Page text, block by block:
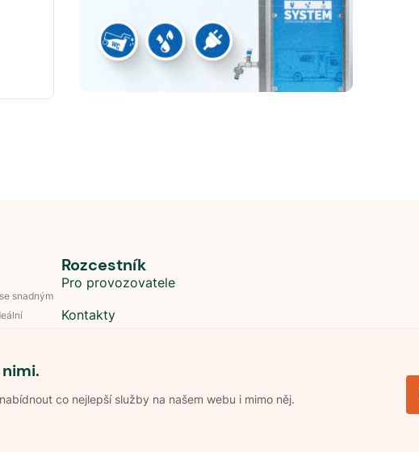
co nejlepší služby na našem webu i mimo něj.
snadným
Rozcestník
Pro provozovatele
Kontakty